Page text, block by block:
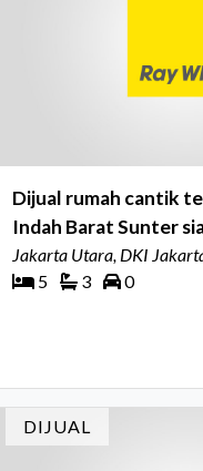
Dijual rumah cantik
Indah Barat Sunter
Jakarta Utara, DKI
5
3 0
DIJUAL